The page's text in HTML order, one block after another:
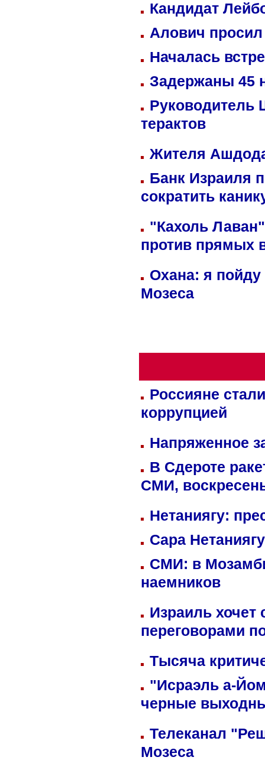
Кандидат
Алович просил
Началась
Задержаны 45
Руководитель
терактов
Жителя
Банк Израиля
сократить
"Кахоль
против прямых
Охана: я пойду
Мозеса
Россияне
коррупцией
Напряженное
В Сдероте
СМИ,
Нетаниягу:
Сара
СМИ: в
наемников
Израиль хочет
переговорами
Тысяча
"Исраэль а-
черные
Телеканал
Мозеса